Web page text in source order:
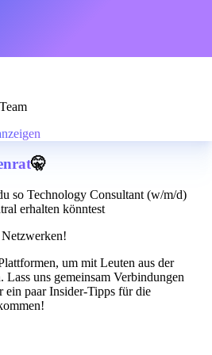
🤫
so Technology Consultant (w/m/d)
erhalten könntest
um mit Leuten aus der
uns gemeinsam Verbindungen
ein paar Insider-Tipps für die